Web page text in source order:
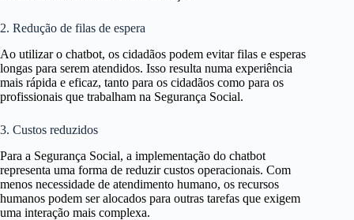
2. Redução de filas de espera
Ao utilizar o chatbot, os cidadãos podem evitar filas e esperas
longas para serem atendidos. Isso resulta numa experiência
mais rápida e eficaz, tanto para os cidadãos como para os
profissionais que trabalham na Segurança Social.
3. Custos reduzidos
Para a Segurança Social, a implementação do chatbot
representa uma forma de reduzir custos operacionais. Com
menos necessidade de atendimento humano, os recursos
humanos podem ser alocados para outras tarefas que exigem
uma interação mais complexa.